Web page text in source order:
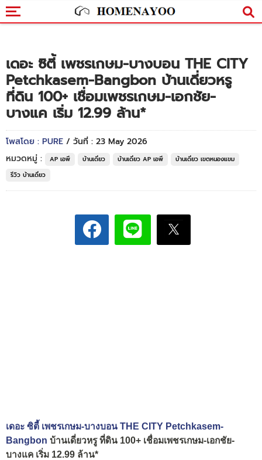
เดอะ ซิตี้ เพชรเกษม-บางบอน THE CITY
Petchkasem-Bangbon บ้านเดี่ยวหรู
ที่ดิน 100+ เชื่อมเพชรเกษม-เอกชัย-
บางแค เริ่ม 12.99 ล้าน*
โพสโดย : PURE / วันที่ : 23 May 2026
หมวดหมู่ :
AP เอพี บ้านเดี่ยว บ้านเดี่ยว AP เอพี
บ้านเดี่ยว เขตหนองแขม
รีวิว บ้านเดี่ยว
เดอะ ซิตี้ เพชรเกษม-บางบอน THE CITY Petchkasem-
Bangbon บ้านเดี่ยวหรู ที่ดิน 100+ เชื่อมเพชรเกษม-เอกชัย-
บางแค เริ่ม 12.99 ล้าน*